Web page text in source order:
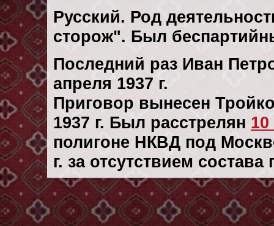
Русский. Род
сторож". Был
Последний раз Иван
апреля 1937 г.
Приговор вынесен
1937 г. Был расстрелян 10
полигоне НКВД под
г. за отсутствием